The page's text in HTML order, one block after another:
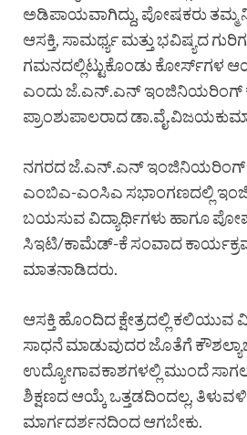
ಅಡಿಪಾಯವಾಗಿದ್ದು, ಪೋಷಕರು ತಮ್ಮ
ಆಸಕ್ತಿ, ಸಾಮರ್ಥ್ಯ ಮತ್ತು ಭವಿಷ್ಯದ
ಗಮನದಲ್ಲಿಟ್ಟುಕೊಂಡು ಕೋರ್ಸ್‌ಗಳ
ಎಂದು ಜೆ.ಎನ್.ಎನ್ ಇಂಜಿನಿಯರಿಂಗ್
ಪ್ರಾಂಶುಪಾಲರಾದ
ನಗರದ ಜೆ.ಎನ್.ಎನ್ ಇಂಜಿನಿಯರಿಂಗ್
ಎಂಬಿಎ-ಎಂಸಿಎ ಸಭಾಂಗಣದಲ್ಲಿ
ಬಯಸುವ ವಿದ್ಯಾರ್ಥಿಗಳು ಹಾಗೂ
ಸಿಇಟಿ/ಕಾಮೆಡ್-ಕೆ ಸಂವಾದ
ಮಾತನಾಡಿದರು.
ಆಸಕ್ತಿ ಹೊಂದಿದ ಕ್ಷೇತ್ರದಲ್ಲಿ ಕಲಿಯುವ
ಸಾಧನೆ ಮಾಡುವುದರ ಜೊತೆಗೆ
ಉದ್ಯೋಗಾವಕಾಶಗಳಲ್ಲಿ ಮುಂದೆ
ಶಿಕ್ಷಣದ ಆಯ್ಕೆ ಒತ್ತಡದಿಂದಲ್ಲ,
ಮಾರ್ಗದರ್ಶನದಿಂದ ಆಗಬೇಕು.